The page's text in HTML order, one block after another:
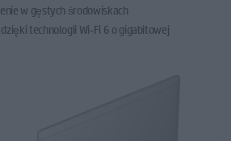
w gęstych środowiskach
technologii Wi-Fi 6 o gigabitowej